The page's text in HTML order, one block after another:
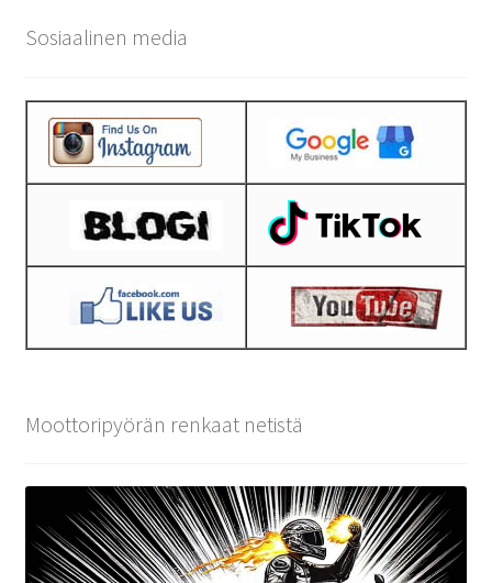
Sosiaalinen media
Moottoripyörän renkaat netistä